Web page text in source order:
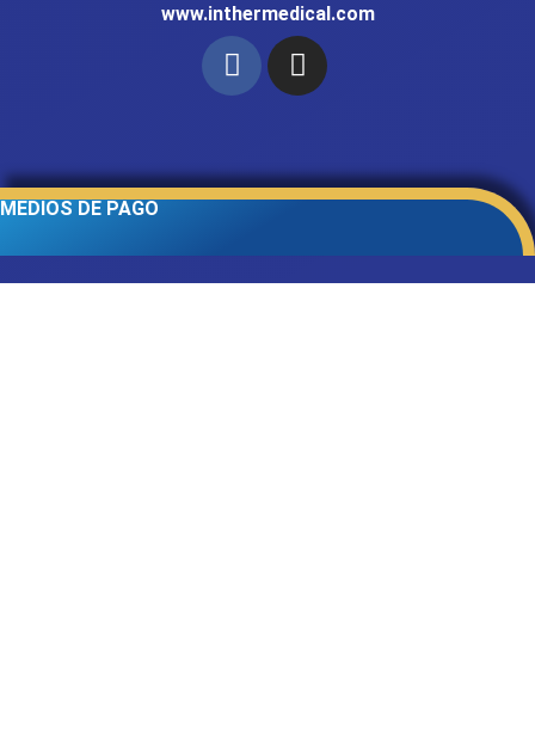
MEDIOS DE PAGO
www.inthermedical.com